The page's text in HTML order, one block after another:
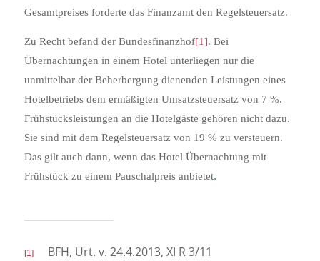
Gesamtpreises forderte das Finanzamt den Regelsteuersatz.
Zu Recht befand der Bundesfinanzhof[1]. Bei
Übernachtungen in einem Hotel unterliegen nur die
unmittelbar der Beherbergung dienenden Leistungen eines
Hotelbetriebs dem ermäßigten Umsatzsteuersatz von 7 %.
Frühstücksleistungen an die Hotelgäste gehören nicht dazu.
Sie sind mit dem Regelsteuersatz von 19 % zu versteuern.
Das gilt auch dann, wenn das Hotel Übernachtung mit
Frühstück zu einem Pauschalpreis anbietet.
[1] BFH, Urt. v. 24.4.2013, XI R 3/11